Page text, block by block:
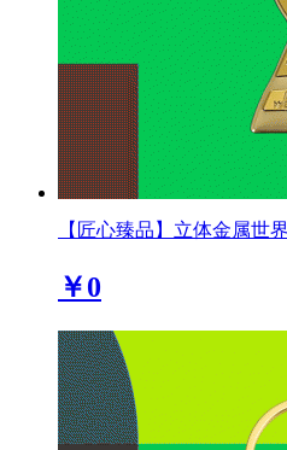
【匠心臻品】立体金属世
￥0